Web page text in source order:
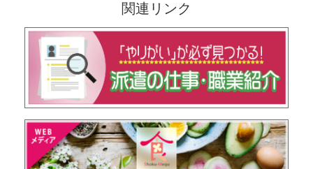
関連リンク